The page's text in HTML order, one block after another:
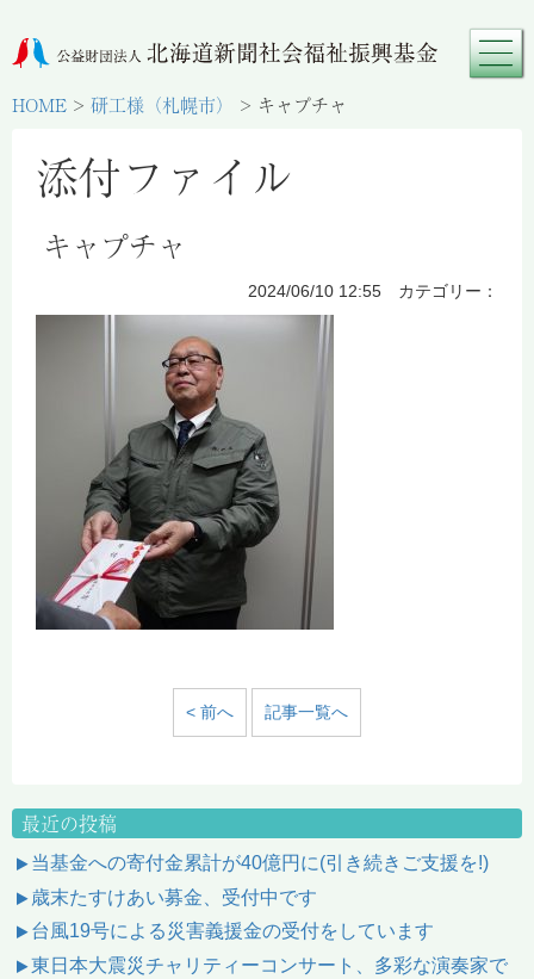
HOME > 研工様（札幌市） > キャプチャ
添付ファイル
キャプチャ
2024/06/10 12:55 カテゴリー：
< 前へ 記事一覧へ
最近の投稿
当基金への寄付金累計が40億円に(引き続きご支援を!)
歳末たすけあい募金、受付中です
台風19号による災害義援金の受付をしています
東日本大震災チャリティーコンサート、多彩な演奏家で